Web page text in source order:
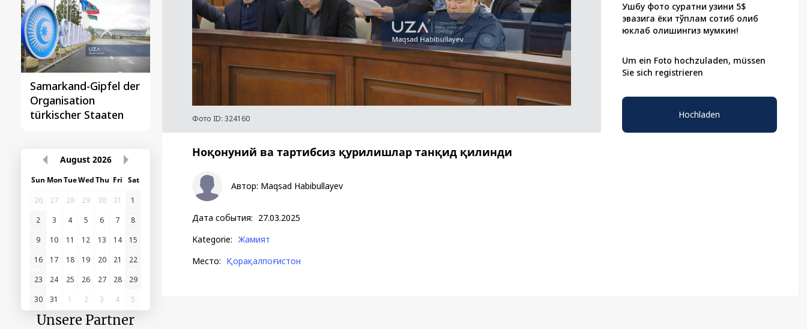
Samarkand-Gipfel der
Organisation
türkischer Staaten
Zentralasien-China
August 2026
Sun MonTueWedThu Fri Sat
26
27 28 29 30 31
1
2
3 4 5 6 7
8
9
10 11 12 13 14
15
16
17 18 19 20 21
22
23
24 25 26 27 28
29
30
31 1 2 3 4 5
Unsere Partner
Фото ID: 324160
Ушбу фото суратни узини 5$
эвазига ёки тўплам сотиб олиб
юклаб олишингиз мумкин!
Um ein Foto hochzuladen, müssen
Sie sich registrieren
Hochladen
Ноқонуний ва тартибсиз қурилишлар танқид қилинди
Автор: Maqsad Habibullayev
Дата события: 27.03.2025
Kategorie: Жамият
Место: Қорақалпоғистон